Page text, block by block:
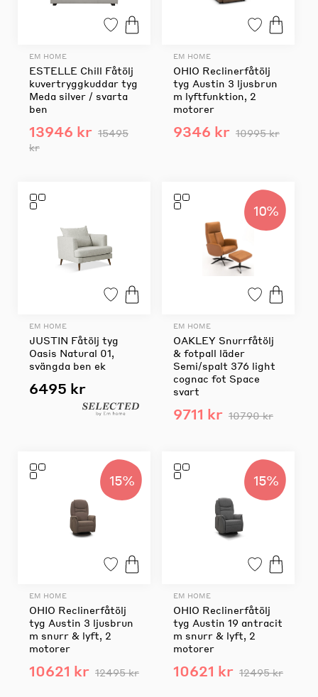
EM HOME
ESTELLE Chill Fåtölj
kuvertryggkuddar tyg
Meda silver / svarta
ben
13946 kr 15495
kr
EM HOME
OHIO Reclinerfåtölj
tyg Austin 3 ljusbrun
m lyftfunktion, 2
motorer
9346 kr 10995 kr
EM HOME
JUSTIN Fåtölj tyg
Oasis Natural 01,
svängda ben ek
6495 kr
10%
EM HOME
OAKLEY Snurrfåtölj
& fotpall läder
Semi/spalt 376 light
cognac fot Space
svart
9711 kr 10790 kr
15%
EM HOME
OHIO Reclinerfåtölj
tyg Austin 3 ljusbrun
m snurr & lyft, 2
motorer
10621 kr 12495 kr
15%
EM HOME
OHIO Reclinerfåtölj
tyg Austin 19 antracit
m snurr & lyft, 2
motorer
10621 kr 12495 kr